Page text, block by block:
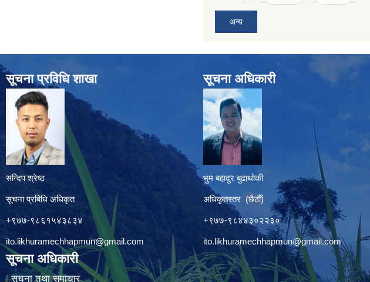
अन्य
सूचना प्रविधि शाखा
सन्दिप श्रेष्ठ
सूचना प्रबिधि अधिकृत
+९७७-९८६१५४३८३४
ito.likhuramechhapmun@gmail.com
सूचना अधिकारी
सूचना तथा समाचार
सूचना अधिकारी
भुम बहादुर बुढाथोकी
अधिकृतस्तर (छैठौँ)
+९७७-९८४४३०२२३०
ito.likhuramechhapmun@gmail.com